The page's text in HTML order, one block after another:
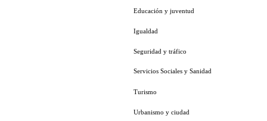
Educación y juventud
Igualdad
Seguridad y tráfico
Servicios Sociales y Sanidad
Turismo
Urbanismo y ciudad